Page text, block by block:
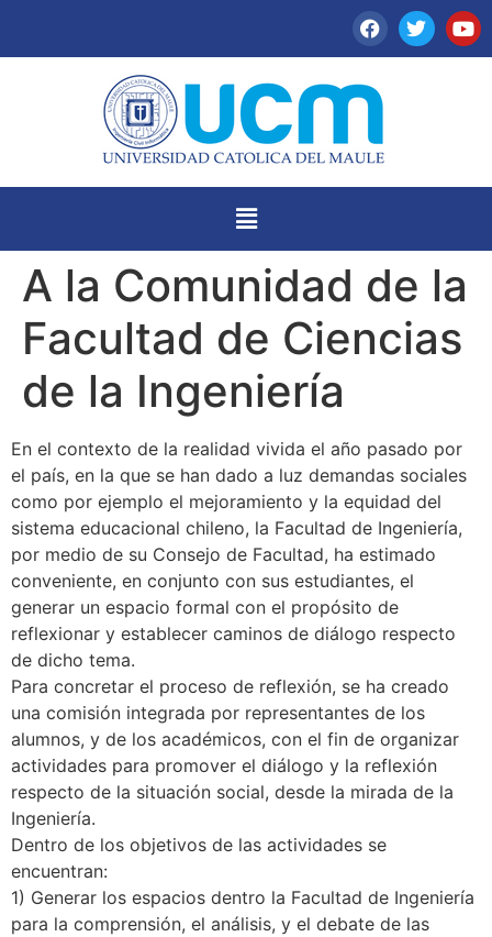
A la Comunidad de la
Facultad de Ciencias
de la Ingeniería
En el contexto de la realidad vivida el año pasado por
el país, en la que se han dado a luz demandas sociales
como por ejemplo el mejoramiento y la equidad del
sistema educacional chileno, la Facultad de Ingeniería,
por medio de su Consejo de Facultad, ha estimado
conveniente, en conjunto con sus estudiantes, el
generar un espacio formal con el propósito de
reflexionar y establecer caminos de diálogo respecto
de dicho tema.
Para concretar el proceso de reflexión, se ha creado
una comisión integrada por representantes de los
alumnos, y de los académicos, con el fin de organizar
actividades para promover el diálogo y la reflexión
respecto de la situación social, desde la mirada de la
Ingeniería.
Dentro de los objetivos de las actividades se
encuentran:
1) Generar los espacios dentro la Facultad de Ingeniería
para la comprensión, el análisis, y el debate de las